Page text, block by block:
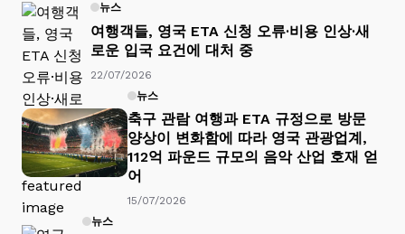
뉴스
여행객들, 영국 ETA 신청 오류·비용 인상·새
로운 입국 요건에 대처 중
22/07/2026
뉴스
축구 관람 여행과 ETA 규정으로 방문
양상이 변화함에 따라 영국 관광업계,
112억 파운드 규모의 음악 산업 호재 얻
어
15/07/2026
뉴스